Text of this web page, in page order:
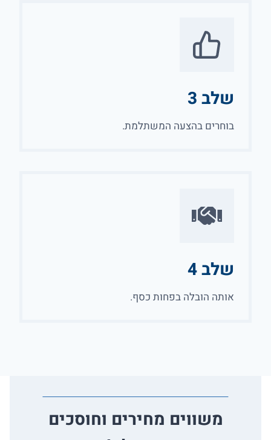
שלב 3
בוחרים בהצעה המשתלמת.
שלב 4
אותה הובלה בפחות כסף.
משווים מחירים וחוסכים